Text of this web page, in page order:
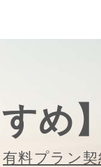
すめ
有料プラン